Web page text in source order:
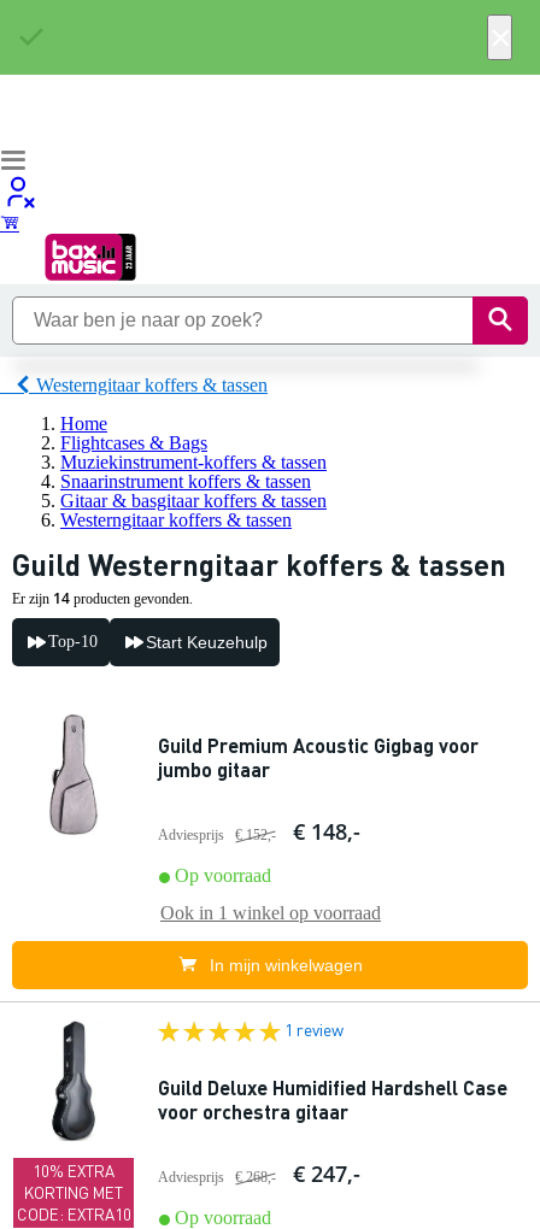
Westerngitaar koffers & tassen
Home
Flightcases & Bags
Muziekinstrument-koffers & tassen
Snaarinstrument koffers & tassen
Gitaar & basgitaar koffers & tassen
Westerngitaar koffers & tassen
Guild Westerngitaar koffers & tassen
Er zijn 14 producten gevonden.
Top-10 Start Keuzehulp
Guild Premium Acoustic Gigbag voor
jumbo gitaar
Adviesprijs € 152,- € 148,-
Op voorraad
Ook in 1 winkel op voorraad
In mijn winkelwagen
10% EXTRA
KORTING MET
CODE: EXTRA10
1 review
Guild Deluxe Humidified Hardshell Case
voor orchestra gitaar
Adviesprijs € 268,- € 247,-
Op voorraad